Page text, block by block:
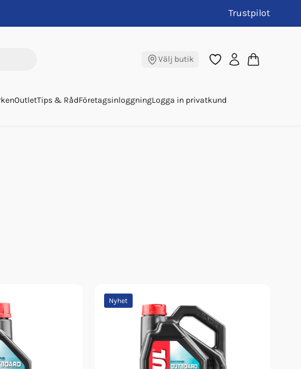
Trustpilot
Välj butik
OutletTips & RådFöretagsinloggningLogga in privatkund
Nyhet